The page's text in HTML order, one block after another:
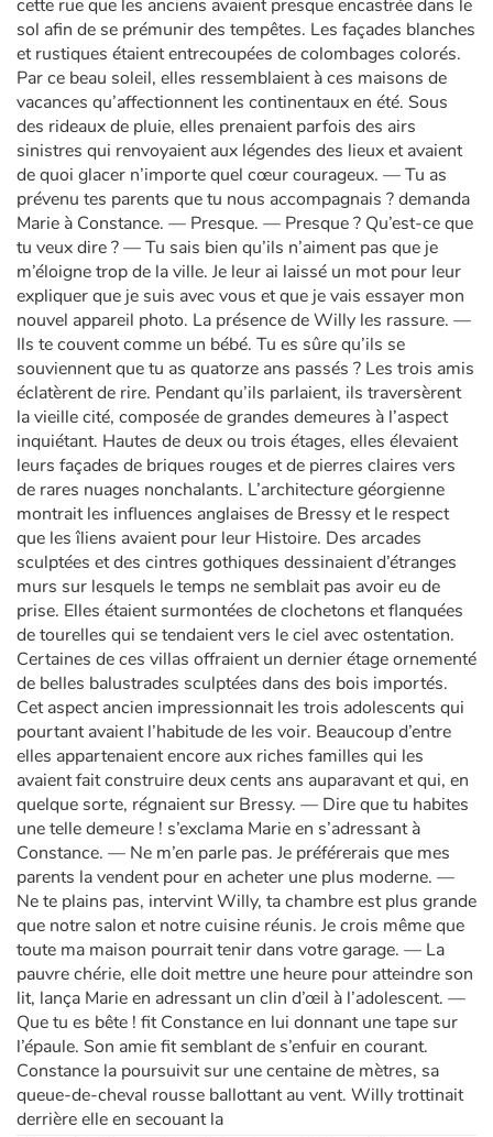
cette rue que les anciens avaient presque encastrée dans le
sol afin de se prémunir des tempêtes. Les façades blanches
et rustiques étaient entrecoupées de colombages colorés.
Par ce beau soleil, elles ressemblaient à ces maisons de
vacances qu’affectionnent les continentaux en été. Sous
des rideaux de pluie, elles prenaient parfois des airs
sinistres qui renvoyaient aux légendes des lieux et avaient
de quoi glacer n’importe quel cœur courageux. — Tu as
prévenu tes parents que tu nous accompagnais ? demanda
Marie à Constance. — Presque. — Presque ? Qu’est-ce que
tu veux dire ? — Tu sais bien qu’ils n’aiment pas que je
m’éloigne trop de la ville. Je leur ai laissé un mot pour leur
expliquer que je suis avec vous et que je vais essayer mon
nouvel appareil photo. La présence de Willy les rassure. —
Ils te couvent comme un bébé. Tu es sûre qu’ils se
souviennent que tu as quatorze ans passés ? Les trois amis
éclatèrent de rire. Pendant qu’ils parlaient, ils traversèrent
la vieille cité, composée de grandes demeures à l’aspect
inquiétant. Hautes de deux ou trois étages, elles élevaient
leurs façades de briques rouges et de pierres claires vers
de rares nuages nonchalants. L’architecture géorgienne
montrait les influences anglaises de Bressy et le respect
que les îliens avaient pour leur Histoire. Des arcades
sculptées et des cintres gothiques dessinaient d’étranges
murs sur lesquels le temps ne semblait pas avoir eu de
prise. Elles étaient surmontées de clochetons et flanquées
de tourelles qui se tendaient vers le ciel avec ostentation.
Certaines de ces villas offraient un dernier étage ornementé
de belles balustrades sculptées dans des bois importés.
Cet aspect ancien impressionnait les trois adolescents qui
pourtant avaient l’habitude de les voir. Beaucoup d’entre
elles appartenaient encore aux riches familles qui les
avaient fait construire deux cents ans auparavant et qui, en
quelque sorte, régnaient sur Bressy. — Dire que tu habites
une telle demeure ! s’exclama Marie en s’adressant à
Constance. — Ne m’en parle pas. Je préférerais que mes
parents la vendent pour en acheter une plus moderne. —
Ne te plains pas, intervint Willy, ta chambre est plus grande
que notre salon et notre cuisine réunis. Je crois même que
toute ma maison pourrait tenir dans votre garage. — La
pauvre chérie, elle doit mettre une heure pour atteindre son
lit, lança Marie en adressant un clin d’œil à l’adolescent. —
Que tu es bête ! fit Constance en lui donnant une tape sur
l’épaule. Son amie fit semblant de s’enfuir en courant.
Constance la poursuivit sur une centaine de mètres, sa
queue-de-cheval rousse ballottant au vent. Willy trottinait
derrière elle en secouant la